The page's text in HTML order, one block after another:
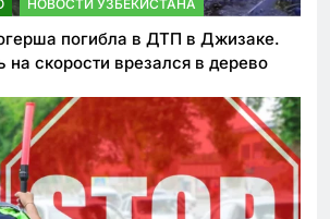
НОВОСТИ УЗБЕКИСТАНА
погибла в ДТП в Джизаке.
на скорости врезался в дерево